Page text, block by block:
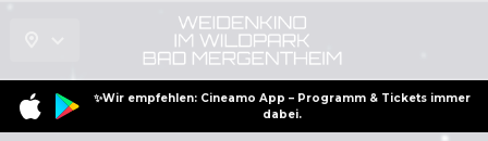
✨Wir empfehlen: Cineamo App – Programm & Tickets immer
dabei.